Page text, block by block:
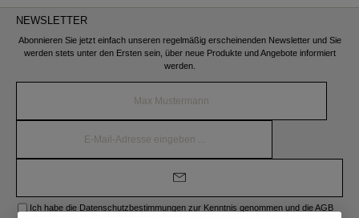
NEWSLETTER
Abonnieren Sie jetzt einfach unseren regelmäßig erscheinenden Newsletter und Sie
werden stets unter den Ersten sein, über neue Produkte und Angebote informiert
werden.
Mail-
Ich habe die Datenschutzbestimmungen zur Kenntnis genommen und dieAGB